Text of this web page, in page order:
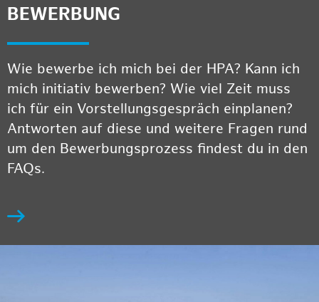
BEWERBUNG
Wie bewerbe ich mich bei der HPA? Kann ich
mich initiativ bewerben? Wie viel Zeit muss
ich für ein Vorstellungsgespräch einplanen?
Antworten auf diese und weitere Fragen rund
um den Bewerbungsprozess findest du in den
FAQs.